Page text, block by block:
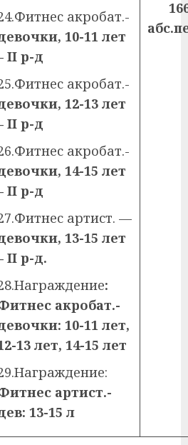
акробат.-
10-11 лет
II р-д
акробат.-
12-13 лет
II р-д
акробат.-
14-15 лет
II р-д
артист. —
13-15 лет
II р-д.
:
акробат.-
10-11 лет,
13 лет, 14-15 лет
артист.-
13-15 л